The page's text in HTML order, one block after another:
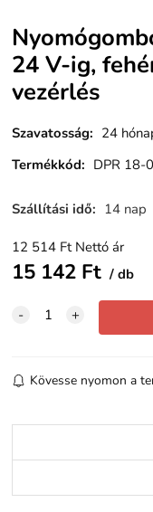
24 V-ig,
vezérlés
Szavatosság: 24
Termékkód: DPR 18-
Szállítási idő: 14 nap
12 514 Ft Nettó ár
15 142 Ft db
Kövesse nyomon a